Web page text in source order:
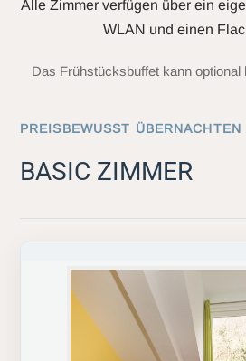
Alle Zimmer verfügen über ein
WLAN und einen
Das Frühstücksbuffet kann optional
PREISBEWUSST ÜBERNACHTEN
BASIC ZIMMER